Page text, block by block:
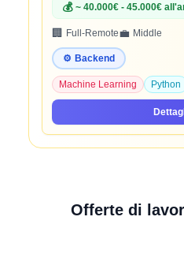
💰 ~ 40.000€ - 45.000€
🏢 Full-Remote💼 Middle
⚙️ Backend
Machine Learning Python
Offerte di